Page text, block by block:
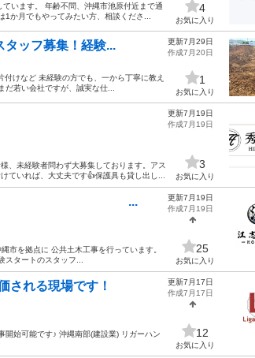
います。 年齢不問、沖縄市池原付近まで通
か月でもやってみたい方、相談くださ...
4
お気に入り
タッフ募集！経験...
けなど 未経験の方でも、一から丁寧に教え
若い会社ですが、誠実な仕...
更新7月29日
作成7月20日
1
お気に入り
、未経験者問わず大募集しております。アス
ていれば、大丈夫です👍️保護具も貸し出し...
更新7月19日
作成7月19日
3
お気に入り
ン】 ...
市を拠点に 公共土木工事を行っています。
タートのスタッフ...
更新7月19日
作成7月19日
25
お気に入り
される現場です！
始可能です♪ 沖縄南部(建設業) リガーハン
更新7月17日
作成7月17日
12
お気に入り